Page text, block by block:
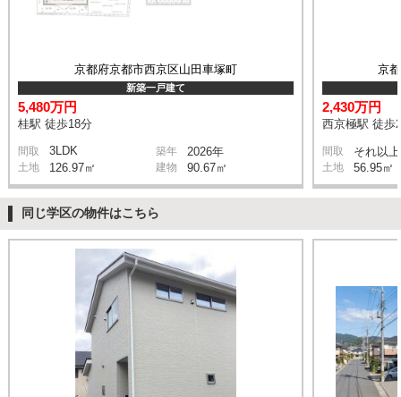
京都府京都市西京区山田車塚町
新築一戸建て
5,480万円
桂駅 徒歩18分
間取 3LDK 築年 2026年
土地 126.97㎡ 建物 90.67㎡
京
2,430万円
西京極駅 徒歩
間取 それ以上
土地 56.95㎡
同じ学区の物件はこちら